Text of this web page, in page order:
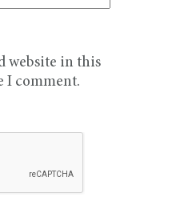
website in this
I comment.